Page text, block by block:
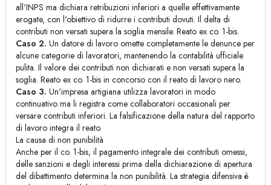
all'INPS ma dichiara retribuzioni inferiori a quelle effettivamente
erogate, con l'obiettivo di ridurre i contributi dovuti. Il delta di
contributi non versati supera la soglia mensile. Reato ex co. 1-bis.
Caso 2. Un datore di lavoro omette completamente le denunce per
alcune categorie di lavoratori, mantenendo la contabilità ufficiale
pulita. Il valore dei contributi non dichiarati e non versati supera la
soglia. Reato ex co. 1-bis in concorso con il reato di lavoro nero.
Caso 3. Un'impresa artigiana utilizza lavoratori in modo
continuativo ma li registra come collaboratori occasionali per
versare contributi inferiori. La falsificazione della natura del rapporto
di lavoro integra il reato.
La causa di non punibilità
Anche per il co. 1-bis, il pagamento integrale dei contributi omessi,
delle sanzioni e degli interessi prima della dichiarazione di apertura
del dibattimento determina la non punibilità. La strategia difensiva è